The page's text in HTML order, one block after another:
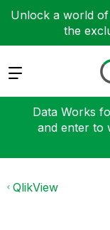
Unlock a world of
the
Expand
Data Works
and enter to
QlikView